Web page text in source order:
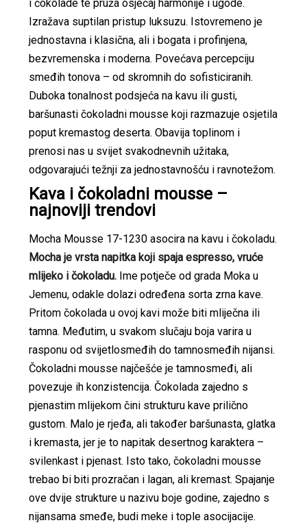
i čokolade te pruža osjećaj harmonije i ugode.
Izražava suptilan pristup luksuzu. Istovremeno je
jednostavna i klasična, ali i bogata i profinjena,
bezvremenska i moderna. Povećava percepciju
smeđih tonova – od skromnih do sofisticiranih.
Duboka tonalnost podsjeća na kavu ili gusti,
baršunasti čokoladni mousse koji razmazuje osjetila
poput kremastog deserta. Obavija toplinom i
prenosi nas u svijet svakodnevnih užitaka,
odgovarajući težnji za jednostavnošću i ravnotežom.
Kava i čokoladni mousse –
najnoviji trendovi
Mocha Mousse 17-1230 asocira na kavu i čokoladu.
Mocha je vrsta napitka koji spaja espresso, vruće
mlijeko i čokoladu. Ime potječe od grada Moka u
Jemenu, odakle dolazi određena sorta zrna kave.
Pritom čokolada u ovoj kavi može biti mliječna ili
tamna. Međutim, u svakom slučaju boja varira u
rasponu od svijetlosmeđih do tamnosmeđih nijansi.
Čokoladni mousse najčešće je tamnosmeđi, ali
povezuje ih konzistencija. Čokolada zajedno s
pjenastim mlijekom čini strukturu kave prilično
gustom. Malo je rjeđa, ali također baršunasta, glatka
i kremasta, jer je to napitak desertnog karaktera –
svilenkast i pjenast. Isto tako, čokoladni mousse
trebao bi biti prozračan i lagan, ali kremast. Spajanje
ove dvije strukture u nazivu boje godine, zajedno s
nijansama smeđe, budi meke i tople asocijacije.